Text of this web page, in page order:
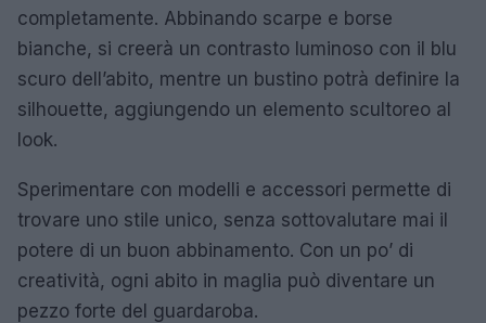
completamente. Abbinando scarpe e borse
bianche, si creerà un contrasto luminoso con il blu
scuro dell’abito, mentre un bustino potrà definire la
silhouette, aggiungendo un elemento scultoreo al
look.
Sperimentare con modelli e accessori permette di
trovare uno stile unico, senza sottovalutare mai il
potere di un buon abbinamento. Con un po’ di
creatività, ogni abito in maglia può diventare un
pezzo forte del guardaroba.